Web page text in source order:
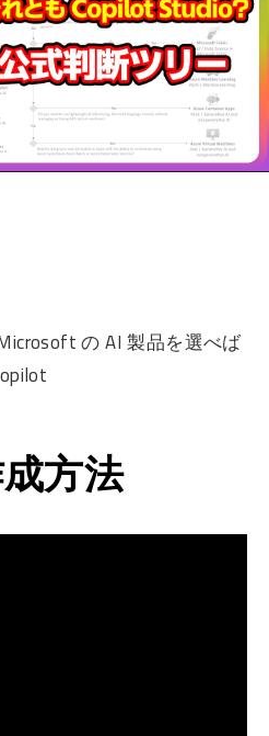
の AI 製品を選べば
方法